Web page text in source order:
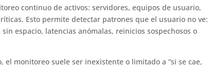
continuo de activos: servidores, equipos de usuario,
Esto permite detectar patrones que el usuario no ve:
espacio, latencias anómalas, reinicios sospechosos o
monitoreo suele ser inexistente o limitado a “si se cae,